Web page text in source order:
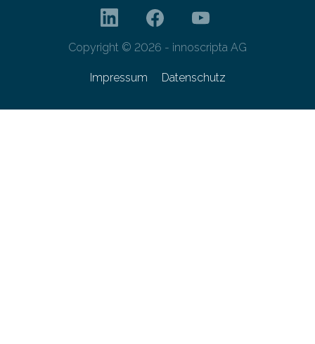
Copyright © 2026 - innoscripta AG
Impressum Datenschutz